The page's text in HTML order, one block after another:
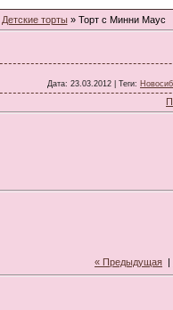
Детские торты» Торт с Минни Маус
Дата: 23.03.2012 | Теги:
« Предыдущая |